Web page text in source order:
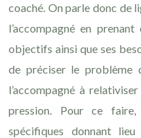
coaché. On parle donc de
l’accompagné en
objectifs ainsi que ses
de préciser le problème
l’accompagné à
pression. Pour ce
spécifiques donnant